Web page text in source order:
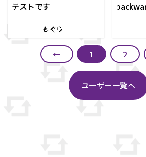
テストです
もぐら
← 1 2
ユーザー一覧へ